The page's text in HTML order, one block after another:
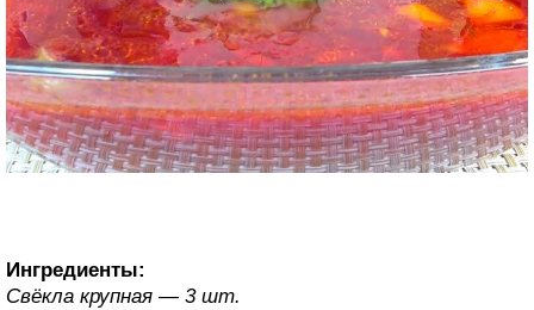
Ингредиенты:
Свёкла крупная — 3 шт.